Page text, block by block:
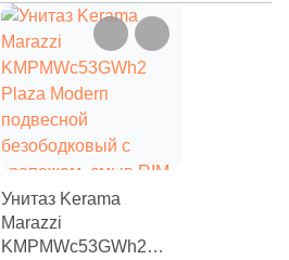
Унитаз Kerama
Marazzi
KMPMWc53GWh2